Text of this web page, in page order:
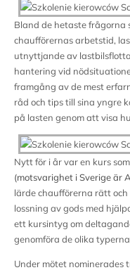
Bland de hetaste frågorna
chaufförernas arbetstid,
utnyttjande av
hantering vid
framgång av de mest
råd och tips till sina yngre
på lasten genom att visa
Nytt för i år var en kurs
(motsvarighet i Sverige är
lärde chaufförerna rätt
lossning av gods med
ett kursintyg om
genomföra de olika
Under mötet nominerades